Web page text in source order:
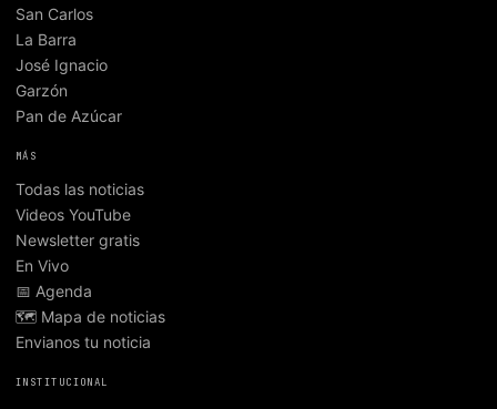
San Carlos
La Barra
José Ignacio
Garzón
Pan de Azúcar
MÁS
Todas las noticias
Videos YouTube
Newsletter gratis
En Vivo
📅 Agenda
🗺️ Mapa de noticias
Envianos tu noticia
INSTITUCIONAL